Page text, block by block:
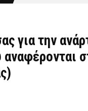
για την
αναφέρονται